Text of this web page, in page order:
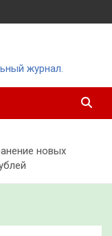
журнал.
новых